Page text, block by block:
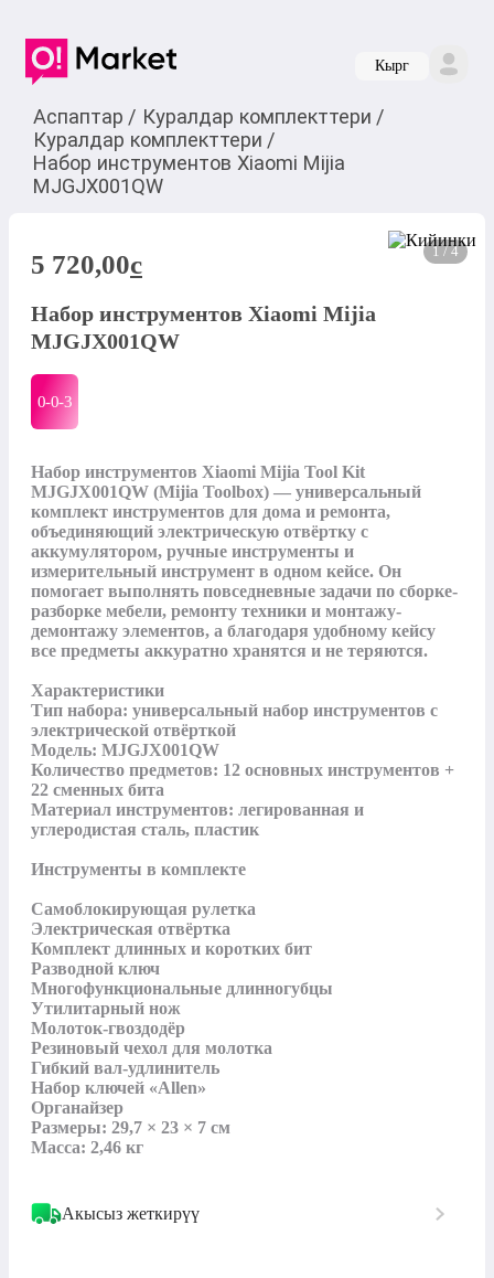
Кырг
Аспаптар / Куралдар комплекттери /
Куралдар комплекттери /
Набор инструментов Xiaomi Mijia
MJGJX001QW
1 / 4
5 720,00c
Набор инструментов Xiaomi Mijia
MJGJX001QW
0-0-3
Набор инструментов Xiaomi Mijia Tool Kit
MJGJX001QW (Mijia Toolbox) — универсальный
комплект инструментов для дома и ремонта,
объединяющий электрическую отвёртку с
аккумулятором, ручные инструменты и
измерительный инструмент в одном кейсе. Он
помогает выполнять повседневные задачи по сборке-
разборке мебели, ремонту техники и монтажу-
демонтажу элементов, а благодаря удобному кейсу
все предметы аккуратно хранятся и не теряются.
Характеристики
Тип набора: универсальный набор инструментов с
электрической отвёрткой
Модель: MJGJX001QW
Количество предметов: 12 основных инструментов +
22 сменных бита
Материал инструментов: легированная и
углеродистая сталь, пластик
Инструменты в комплекте
Самоблокирующая рулетка
Электрическая отвёртка
Комплект длинных и коротких бит
Разводной ключ
Многофункциональные длинногубцы
Утилитарный нож
Молоток-гвоздодёр
Резиновый чехол для молотка
Гибкий вал-удлинитель
Набор ключей «Allen»
Органайзер
Размеры: 29,7 × 23 × 7 см
Масса: 2,46 кг
Акысыз жеткирүү